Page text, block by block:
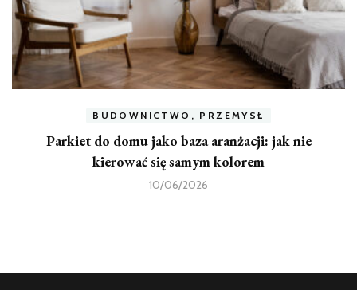
BUDOWNICTWO, PRZEMYSŁ
Parkiet do domu jako baza aranżacji: jak nie
kierować się samym kolorem
10/06/2026